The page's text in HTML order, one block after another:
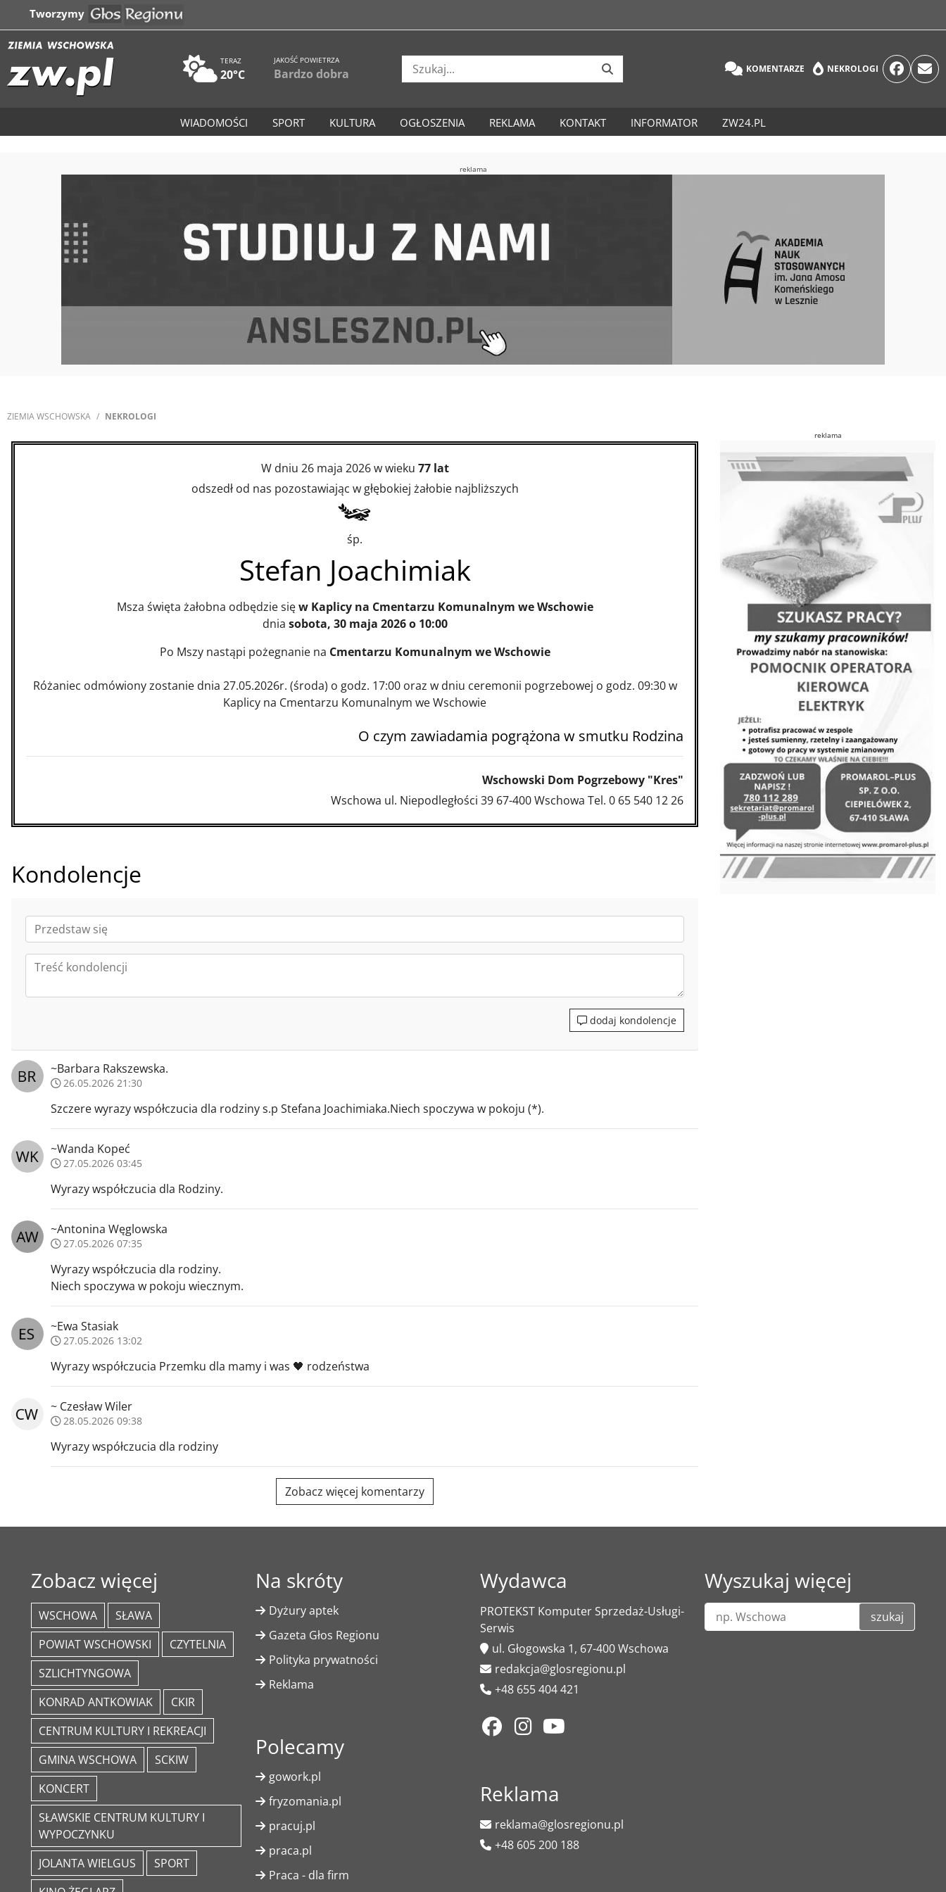
Tworzymy
TERAZ
20°C
JAKOŚĆ POWIETRZA
Bardzo dobra KOMENTARZE NEKROLOGI
WIADOMOŚCI SPORT KULTURA OGŁOSZENIA REKLAMA KONTAKT INFORMATOR ZW24.PL
reklama
ZIEMIA WSCHOWSKA NEKROLOGI
W dniu 26 maja 2026 w wieku 77 lat
odszedł od nas pozostawiając w głębokiej żałobie najbliższych
śp.
Stefan Joachimiak
Msza święta żałobna odbędzie sięw Kaplicy na Cmentarzu Komunalnym we Wschowie
dnia sobota, 30 maja 2026 o 10:00
Po Mszy nastąpi pożegnanie na Cmentarzu Komunalnym we Wschowie
Różaniec odmówiony zostanie dnia 27.05.2026r. (środa) o godz. 17:00 oraz w dniu ceremonii pogrzebowej o godz. 09:30 w
Kaplicy na Cmentarzu Komunalnym we Wschowie
O czym zawiadamia pogrążona w smutku Rodzina
Wschowski Dom Pogrzebowy "Kres"
Wschowa ul. Niepodległości 39 67-400 Wschowa Tel. 0 65 540 12 26
Kondolencje
dodaj kondolencje
~Barbara Rakszewska.
26.05.2026 21:30
Szczere wyrazy współczucia dla rodziny s.p Stefana Joachimiaka.Niech spoczywa w pokoju (*).
~Wanda Kopeć
27.05.2026 03:45
Wyrazy współczucia dla Rodziny.
~Antonina Węglowska
27.05.2026 07:35
Wyrazy współczucia dla rodziny.
Niech spoczywa w pokoju wiecznym.
~Ewa Stasiak
27.05.2026 13:02
Wyrazy współczucia Przemku dla mamy i was 🖤 rodzeństwa
~ Czesław Wiler
28.05.2026 09:38
Wyrazy współczucia dla rodziny
Zobacz więcej komentarzy
reklama
Zobacz więcej
WSCHOWA
SŁAWA
POWIAT WSCHOWSKI
CZYTELNIA
SZLICHTYNGOWA
KONRAD ANTKOWIAK
CKIR
CENTRUM KULTURY I REKREACJI
GMINA WSCHOWA
SCKIW
KONCERT
SŁAWSKIE CENTRUM KULTURY I
WYPOCZYNKU
JOLANTA WIELGUS
SPORT
Na skróty
Dyżury aptek
Gazeta Głos Regionu
Polityka prywatności
Reklama
Polecamy
gowork.pl
fryzomania.pl
pracuj.pl
praca.pl
Praca - dla firm
Wydawca
PROTEKST Komputer Sprzedaż-Usługi-
Serwis
ul. Głogowska 1, 67-400 Wschowa
redakcja@glosregionu.pl
+48 655 404 421
Reklama
reklama@glosregionu.pl
+48 605 200 188
Wyszukaj więcej
szukaj